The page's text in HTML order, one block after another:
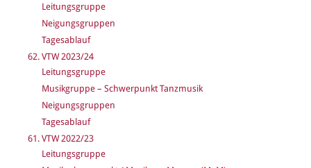
Leitungsgruppe
Neigungsgruppen
Tagesablauf
62. VTW 2023/24
Leitungsgruppe
Musikgruppe – Schwerpunkt Tanzmusik
Neigungsgruppen
Tagesablauf
61. VTW 2022/23
Leitungsgruppe